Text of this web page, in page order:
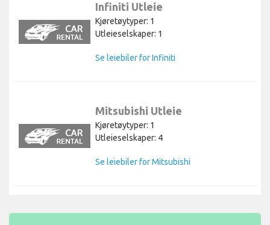
Infiniti Utleie
Kjøretøytyper: 1
Utleieselskaper: 1
Se leiebiler for Infiniti
Mitsubishi Utleie
Kjøretøytyper: 1
Utleieselskaper: 4
Se leiebiler for Mitsubishi